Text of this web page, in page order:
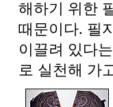
해하기 위한
때문이다. 필
이끌려 있다
로 실천해 가